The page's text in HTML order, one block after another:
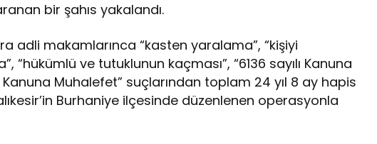
bir şahıs yakalandı.
adli makamlarınca “kasten yaralama”, “kişiyi
“hükümlü ve tutuklunun kaçması”, “6136 sayılı Kanuna
Kanuna Muhalefet” suçlarından toplam 24 yıl 8 ay hapis
Burhaniye ilçesinde düzenlenen operasyonla